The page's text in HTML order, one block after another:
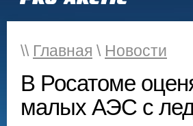
\\ Главная \ Новости
В Росатоме
малых АЭС с